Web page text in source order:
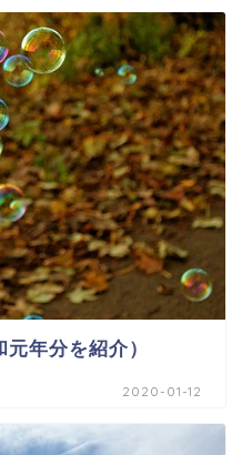
年分を紹介）
2020-01-12